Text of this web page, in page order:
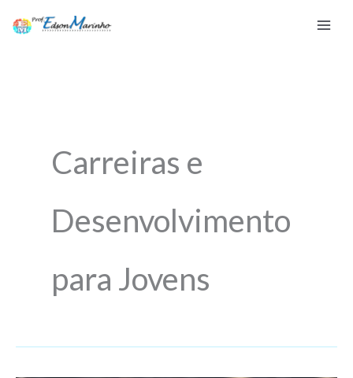
para
Carreiras e
Desenvolvimento
para Jovens